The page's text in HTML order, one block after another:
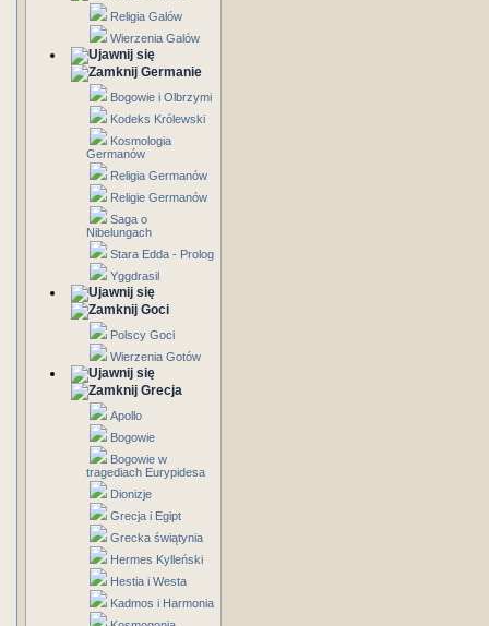
Religia Galów
Wierzenia Galów
Germanie
Bogowie i Olbrzymi
Kodeks Królewski
Kosmologia
Germanów
Religia Germanów
Religie Germanów
Saga o
Nibelungach
Stara Edda - Prolog
Yggdrasil
Goci
Polscy Goci
Wierzenia Gotów
Grecja
Apollo
Bogowie
Bogowie w
tragediach Eurypidesa
Dionizje
Grecja i Egipt
Grecka świątynia
Hermes Kylleński
Hestia i Westa
Kadmos i Harmonia